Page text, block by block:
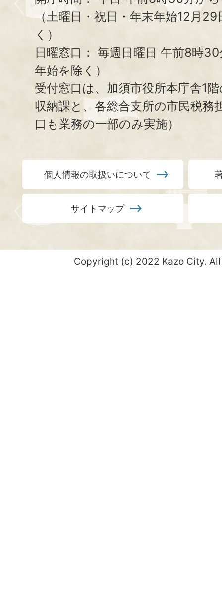
（土曜日・祝日・年末年始12月
く）
日曜窓口： 毎週日曜日 午前8時
年始を除く）
受付窓口は、加須市役所本庁舎1
収納課と、 各総合支所の市民税務
口も業務の一部のみ実施）
個人情報の取扱いについて
サイトマップ
Copyright (c) 2022 Kazo City.